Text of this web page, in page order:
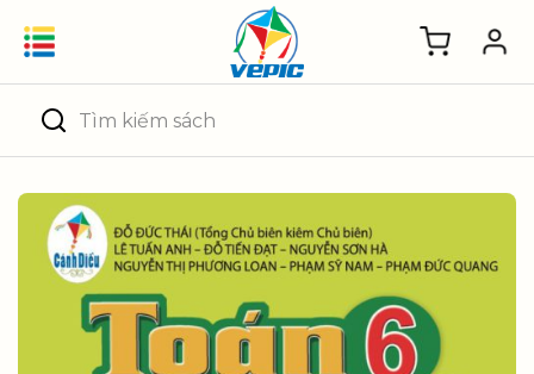
Tìm
kiếm: